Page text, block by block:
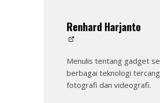
Renhard Harjanto
Menulis tentang gadget
berbagai teknologi
fotografi dan videografi.